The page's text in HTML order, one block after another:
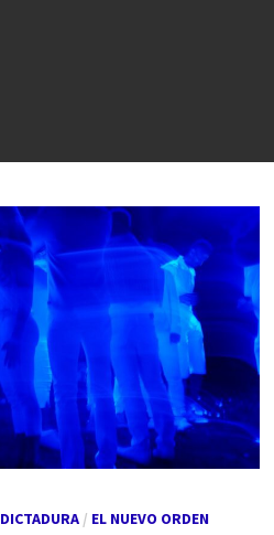
DICTADURA/ EL NUEVO ORDEN